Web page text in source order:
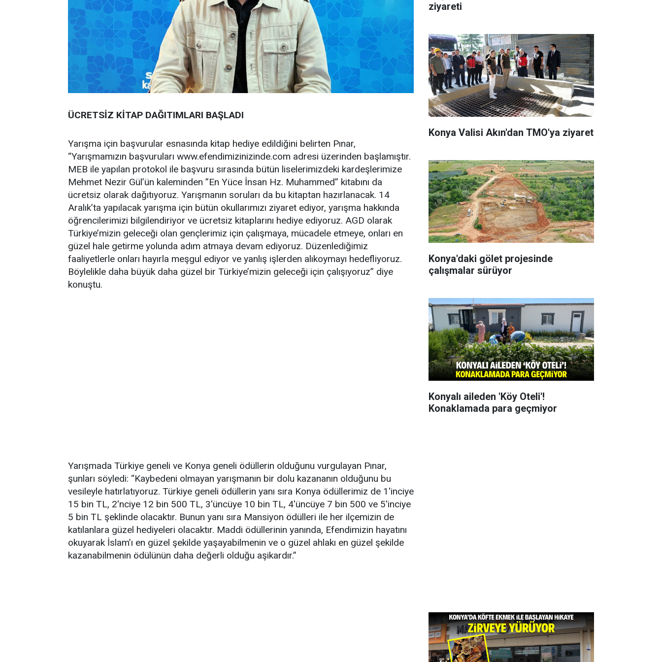
ÜCRETSİZ KİTAP DAĞITIMLARI BAŞLADI
Yarışma için başvurular esnasında kitap hediye edildiğini belirten Pınar,
“Yarışmamızın başvuruları www.efendimizinizinde.com adresi üzerinden başlamıştır.
MEB ile yapılan protokol ile başvuru sırasında bütün liselerimizdeki kardeşlerimize
Mehmet Nezir Gül’ün kaleminden ”En Yüce İnsan Hz. Muhammed” kitabını da
ücretsiz olarak dağıtıyoruz. Yarışmanın soruları da bu kitaptan hazırlanacak. 14
Aralık’ta yapılacak yarışma için bütün okullarımızı ziyaret ediyor, yarışma hakkında
öğrencilerimizi bilgilendiriyor ve ücretsiz kitaplarını hediye ediyoruz. AGD olarak
Türkiye’mizin geleceği olan gençlerimiz için çalışmaya, mücadele etmeye, onları en
güzel hale getirme yolunda adım atmaya devam ediyoruz. Düzenlediğimiz
faaliyetlerle onları hayırla meşgul ediyor ve yanlış işlerden alıkoymayı hedefliyoruz.
Böylelikle daha büyük daha güzel bir Türkiye’mizin geleceği için çalışıyoruz” diye
konuştu.
Yarışmada Türkiye geneli ve Konya geneli ödüllerin olduğunu vurgulayan Pınar,
şunları söyledi: “Kaybedeni olmayan yarışmanın bir dolu kazananın olduğunu bu
vesileyle hatırlatıyoruz. Türkiye geneli ödüllerin yanı sıra Konya ödüllerimiz de 1'inciye
15 bin TL, 2'nciye 12 bin 500 TL, 3'üncüye 10 bin TL, 4'üncüye 7 bin 500 ve 5'inciye
5 bin TL şeklinde olacaktır. Bunun yanı sıra Mansiyon ödülleri ile her ilçemizin de
katılanlara güzel hediyeleri olacaktır. Maddi ödüllerinin yanında, Efendimizin hayatını
okuyarak İslam’ı en güzel şekilde yaşayabilmenin ve o güzel ahlakı en güzel şekilde
kazanabilmenin ödülünün daha değerli olduğu aşikardır.”
ziyareti
Konya Valisi Akın'dan TMO'ya ziyaret
Konya'daki gölet projesinde
çalışmalar sürüyor
Konyalı aileden 'Köy Oteli'!
Konaklamada para geçmiyor